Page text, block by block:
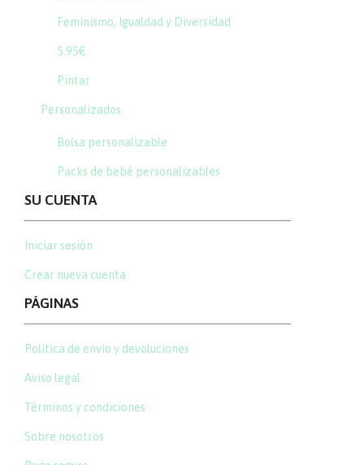
Feminismo, Igualdad y Diversidad
5.95€
Pintar
Personalizados
Bolsa personalizable
Packs de bebé personalizables
SU CUENTA
Iniciar sesión
Crear nueva cuenta
PÁGINAS
Política de envío y devoluciones
Aviso legal
Términos y condiciones
Sobre nosotros